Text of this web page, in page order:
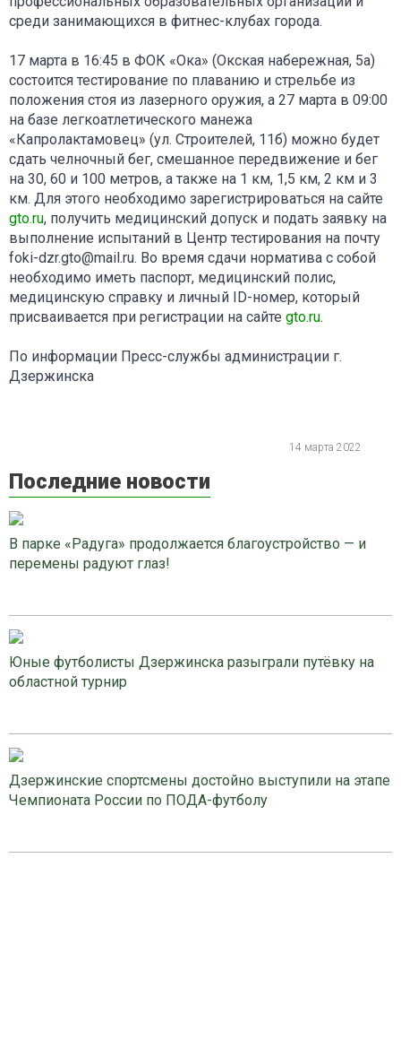
среди занимающихся в фитнес-клубах города.
17 марта в 16:45 в ФОК «Ока» (Окская набережная, 5а)
состоится тестирование по плаванию и стрельбе из
положения стоя из лазерного оружия, а 27 марта в 09:00
на базе легкоатлетического манежа
«Капролактамовец» (ул. Строителей, 11б) можно будет
сдать челночный бег, смешанное передвижение и бег
на 30, 60 и 100 метров, а также на 1 км, 1,5 км, 2 км и 3
км. Для этого необходимо зарегистрироваться на сайте
gto.ru, получить медицинский допуск и подать заявку на
выполнение испытаний в Центр тестирования на почту
foki-dzr.gto@mail.ru. Во время сдачи норматива с собой
необходимо иметь паспорт, медицинский полис,
медицинскую справку и личный ID-номер, который
присваивается при регистрации на сайте gto.ru.
По информации Пресс-службы администрации г.
Дзержинска
14 марта 2022
Последние новости
В парке «Радуга» продолжается благоустройство — и
перемены радуют глаз!
Юные футболисты Дзержинска разыграли путёвку на
областной турнир
Дзержинские спортсмены достойно выступили на этапе
Чемпионата России по ПОДА-футболу